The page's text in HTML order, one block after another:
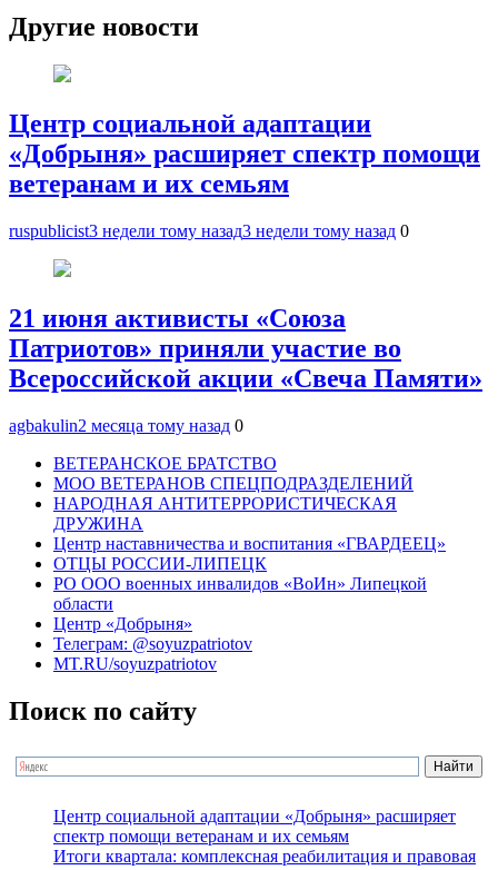
Другие новости
Центр социальной адаптации
«Добрыня» расширяет спектр помощи
ветеранам и их семьям
ruspublicist3 недели тому назад3 недели тому назад 0
21 июня активисты «Союза
Патриотов» приняли участие во
Всероссийской акции «Свеча Памяти»
agbakulin2 месяца тому назад 0
ВЕТЕРАНСКОЕ БРАТСТВО
МОО ВЕТЕРАНОВ СПЕЦПОДРАЗДЕЛЕНИЙ
НАРОДНАЯ АНТИТЕРРОРИСТИЧЕСКАЯ
ДРУЖИНА
Центр наставничества и воспитания «ГВАРДЕЕЦ»
ОТЦЫ РОССИИ-ЛИПЕЦК
РО ООО военных инвалидов «ВоИн» Липецкой
области
Центр «Добрыня»
Телеграм: @soyuzpatriotov
MT.RU/soyuzpatriotov
Поиск по сайту
Центр социальной адаптации «Добрыня» расширяет
спектр помощи ветеранам и их семьям
Итоги квартала: комплексная реабилитация и правовая